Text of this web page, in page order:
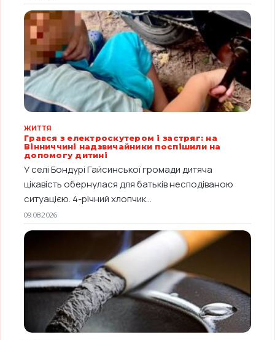
ЖИТТЯ
Грався з електроскутером і застряг: на
Вінниччині надзвичайники поспішили на
допомогу дитині
У селі Бондурі Гайсинської громади дитяча
цікавість обернулася для батьків несподіваною
ситуацією. 4-річний хлопчик...
09.08.2026